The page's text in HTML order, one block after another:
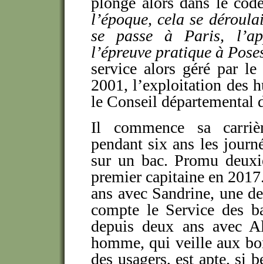
l’époque, cela se
se passe à Paris,
l’épreuve pratique à
service alors géré par
2001, l’exploitation des
le Conseil départemental
Il commence sa
pendant six ans les
sur un bac. Promu
premier capitaine en
ans avec Sandrine, une
compte le Service des
depuis deux ans avec
homme, qui veille aux
des usagers, est apte, si